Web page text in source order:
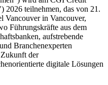
teilnehmen, das von 21.
Vancouver in Vancouver,
Führungskräfte aus dem
aufstrebende
Branchenexperten
der
digitale Lösungen